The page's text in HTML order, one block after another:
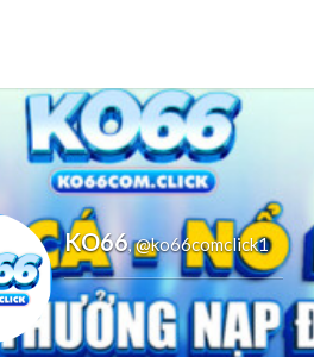
KO66,@ko66comclick1